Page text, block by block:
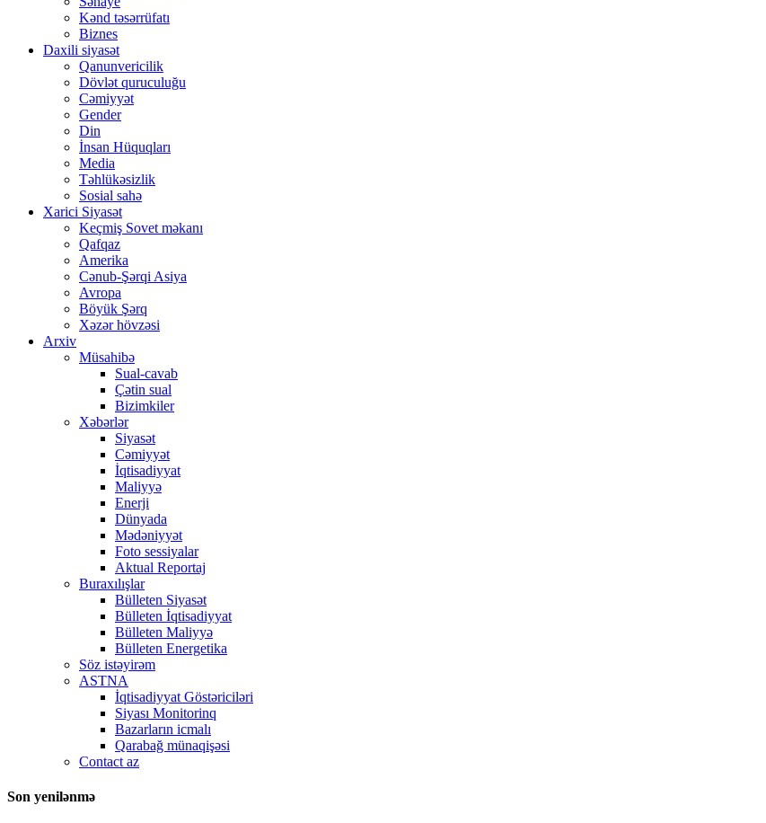
Kənd təsərrüfatı
Biznes
Daxili siyasət
Qanunvericilik
Dövlət quruculuğu
Cəmiyyət
Gender
Din
İnsan Hüquqları
Media
Təhlükəsizlik
Sosial sahə
Xarici Siyasət
Keçmiş Sovet məkanı
Qafqaz
Amerika
Cənub-Şərqi Asiya
Avropa
Böyük Şərq
Xəzər hövzəsi
Arxiv
Müsahibə
Sual-cavab
Çətin sual
Bizimkiler
Xəbərlər
Siyasət
Cəmiyyət
İqtisadiyyat
Maliyyə
Enerji
Dünyada
Mədəniyyət
Foto sessiyalar
Aktual Reportaj
Buraxılışlar
Bülleten Siyasət
Bülleten İqtisadiyyat
Bülleten Maliyyə
Bülleten Energetika
Söz istəyirəm
ASTNA
İqtisadiyyat Göstəriciləri
Siyası Monitorinq
Bazarların icmalı
Qarabağ münaqişəsi
Contact az
Son yenilənmə